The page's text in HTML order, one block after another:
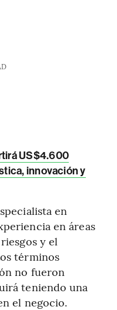
US$4.600
innovación y
en
en áreas
y el
términos
no fueron
teniendo una
el negocio.